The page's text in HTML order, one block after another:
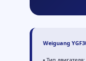
Weiguang
▪ Тип